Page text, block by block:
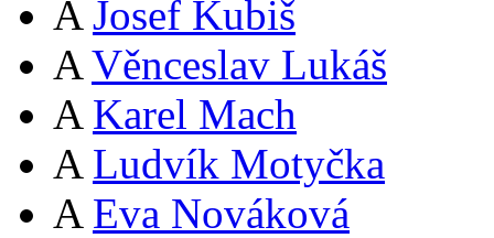
A Josef Kubiš
A Věnceslav Lukáš
A Karel Mach
A Ludvík Motyčka
A Eva Nováková